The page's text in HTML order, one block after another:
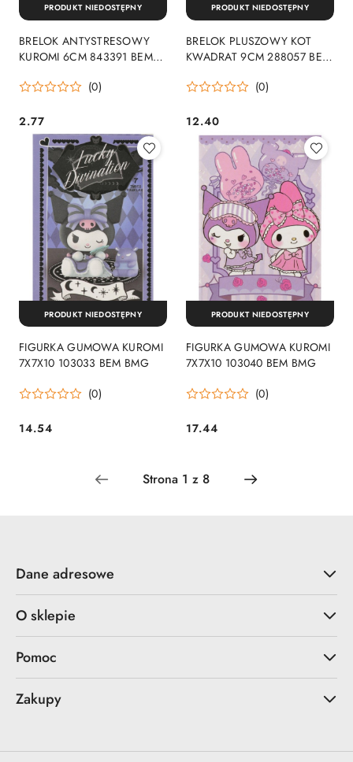
BRELOK ANTYSTRESOWY
KUROMI 6CM 843391 BEM
(0)
Cena:
2.77
PRODUKT NIEDOSTĘPNY
BRELOK PLUSZOWY KOT
KWADRAT 9CM 288057 BEM
(0)
Cena:
12.40
PRODUKT NIEDOSTĘPNY
FIGURKA GUMOWA KUROMI
7X7X10 103033 BEM BMG
(0)
Cena:
14.54
PRODUKT NIEDOSTĘPNY
FIGURKA GUMOWA KUROMI
7X7X10 103040 BEM BMG
(0)
Cena:
17.44
PRODUKT NIEDOSTĘPNY
Dane adresowe
O sklepie
Pomoc
Zakupy